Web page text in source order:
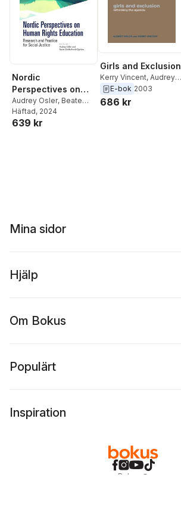
Nordic
Perspectives on
Human Rights
Education
Audrey Osler, Beate
Goldschmidt-Gjerløw
Häftad, 2024
639 kr
Girls and Exclusion
Kerry Vincent, Audrey
OslerE-bok 2003
686 kr
Mina sidor
Hjälp
Om Bokus
Populärt
Inspiration
Bokus
@